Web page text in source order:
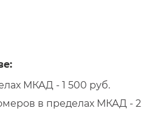
МКАД - 1 500 руб.
в пределах МКАД - 2